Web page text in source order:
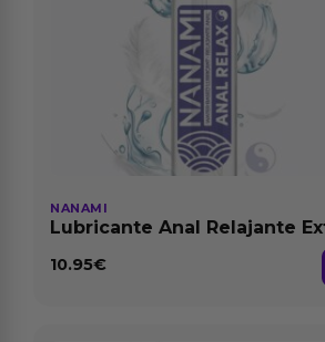
NANAMI
Lubricante Anal Relajante
10.95€